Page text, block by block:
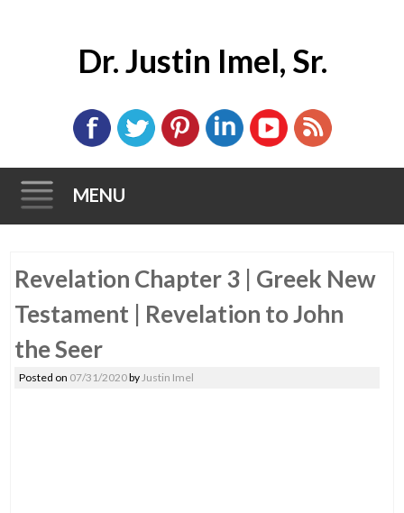
Dr. Justin Imel, Sr.
MENU
to
Revelation Chapter 3 | Greek New
Testament | Revelation to John
the Seer
Posted on 07/31/2020byJustin Imel